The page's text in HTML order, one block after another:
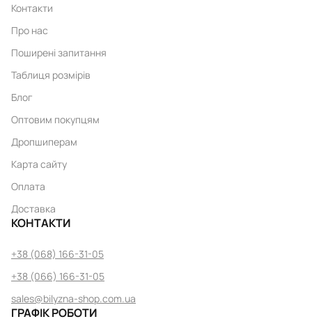
Контакти
Про нас
Поширені запитання
Таблиця розмірів
Блог
Оптовим покупцям
Дропшиперам
Карта сайту
Оплата
Доставка
КОНТАКТИ
+38 (068) 166-31-05
+38 (066) 166-31-05
sales@bilyzna-shop.com.ua
ГРАФІК РОБОТИ